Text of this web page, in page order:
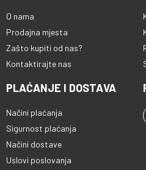
O nama
Prodajna mjesta
Zašto kupiti od nas?
Kontaktirajte nas
PLAĆANJE I DOSTAVA
Načini plaćanja
Sigurnost plaćanja
Načini dostave
Uslovi poslovanja